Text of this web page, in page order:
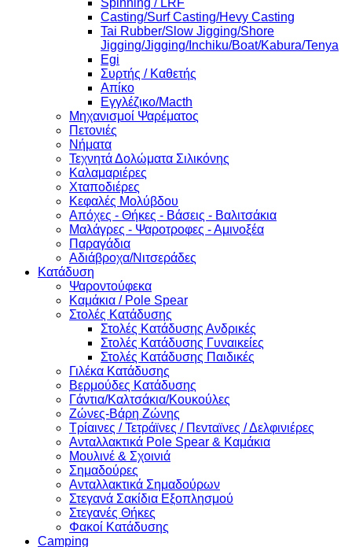
Spinning / LRF
Casting/Surf Casting/Hevy Casting
Tai Rubber/Slow Jigging/Shore
Jigging/Jigging/Inchiku/Boat/Kabura/Tenya
Egi
Συρτής / Καθετής
Απίκο
Εγγλέζικο/Macth
Μηχανισμοί Ψαρέματος
Πετονιές
Νήματα
Τεχνητά Δολώματα Σιλικόνης
Καλαμαριέρες
Χταποδιέρες
Κεφαλές Μολύβδου
Απόχες - Θήκες - Βάσεις - Βαλιτσάκια
Μαλάγρες - Ψαροτροφες - Αμινοξέα
Παραγάδια
Αδιάβροχα/Νιτσεράδες
Κατάδυση
Ψαροντούφεκα
Καμάκια / Pole Spear
Στολές Κατάδυσης
Στολές Κατάδυσης Ανδρικές
Στολές Κατάδυσης Γυναικείες
Στολές Κατάδυσης Παιδικές
Γιλέκα Κατάδυσης
Βερμούδες Κατάδυσης
Γάντια/Καλτσάκια/Κουκούλες
Ζώνες-Βάρη Ζώνης
Τρίαινες / Τετράϊνες / Πενταϊνες / Δελφινιέρες
Ανταλλακτικά Pole Spear & Καμάκια
Μουλινέ & Σχοινιά
Σημαδούρες
Ανταλλακτικά Σημαδούρων
Στεγανά Σακίδια Εξοπλησμού
Στεγανές Θήκες
Φακοί Κατάδυσης
Camping